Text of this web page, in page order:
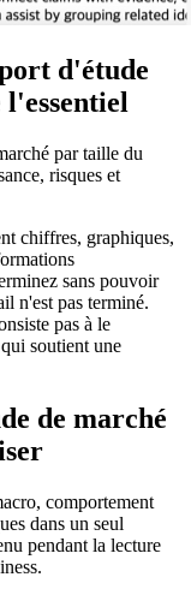
d'étude
par taille du
risques et
chiffres, graphiques,
sans pouvoir
n'est pas terminé.
pas à le
soutient une
de marché
comportement
dans un seul
pendant la lecture